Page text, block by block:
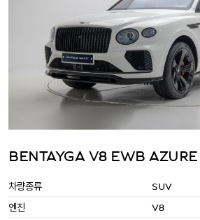
BENTAYGA V8 EWB AZURE
차량종류 SUV
엔진 V8